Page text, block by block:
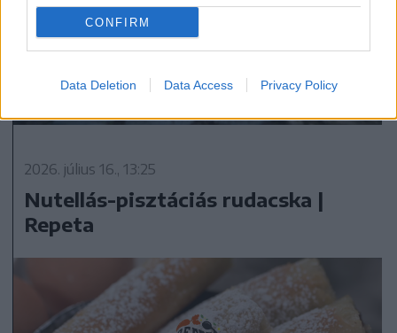
CONFIRM
Data Deletion Data Access Privacy Policy
2026. július 16., 13:25
Nutellás-pisztáciás rudacska |
Repeta